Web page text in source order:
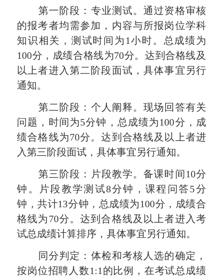
第一阶段：专业测试。通过资格审核
的报考者均需参加 ，内容与所报岗位学科
知识相关，测试时间为1小时。总成绩为
100分，成绩合格线为70分。达到合格线及
以上者进入第二阶段面试，具体事宜另行
通知。
第二阶段：个人阐释。现场回答有关
问题，时间为5分钟，总成绩为100分，成
绩合格线为70分。达到合格线及以上者进
入第三阶段面试，具体事宜另行通知。
第三阶段：片段教学。备课时间10分
钟。片段教学测试8分钟，课程问答5分
钟，共计13分钟，总成绩为100分，成绩合
格线为70分。达到合格线及以上者进入考
试总成绩计算排序，具体事宜另行通知。
同分判定：体检和考核人选的确定，
按岗位招聘人数1:1的比例，在考试总成绩